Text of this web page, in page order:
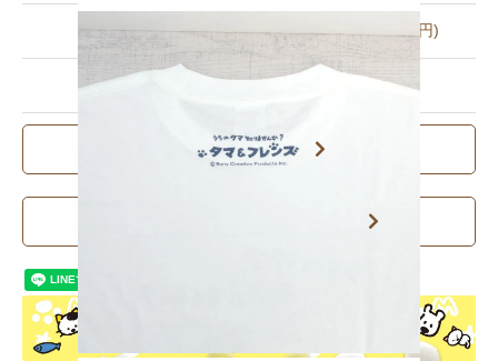
販売価格 3,400円(税込3,740円)
4582328178860
ご利用・返品規約